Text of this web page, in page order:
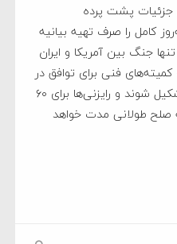
جزئیات پشت پرده
کامل را صرف تهیه بیانیه
جنگ بین آمریکا و ایران
فنی برای توافق در
مورد بسیاری از مسائل جزئی تشکیل شوند و رایزنی‌ها برای ۶۰
صلح طولانی مدت خواهد